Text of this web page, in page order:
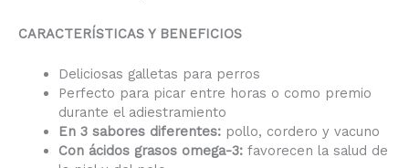
CARACTERÍSTICAS Y BENEFICIOS
Deliciosas galletas para perros
Perfecto para picar entre horas o como premio
durante el adiestramiento
En 3 sabores diferentes:pollo, cordero y vacuno
Con ácidos grasos omega-3:favorecen la salud de